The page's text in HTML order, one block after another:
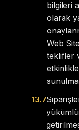
bilgileri
olarak
Web
teklifler
13.7